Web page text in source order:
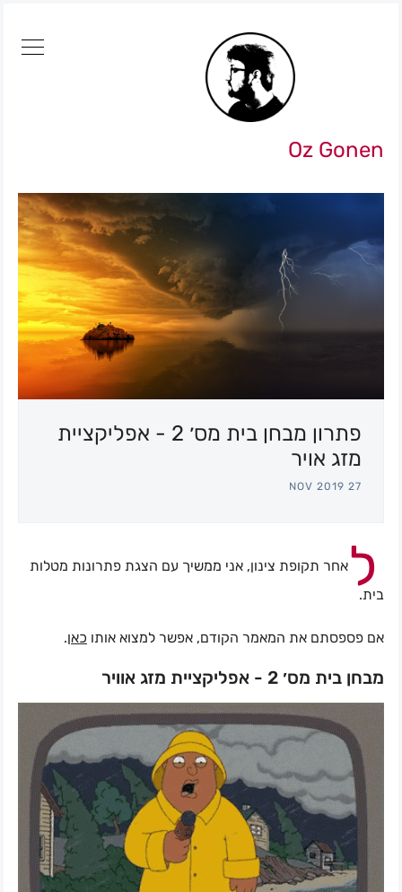
Oz Gonen
חיפוש
פתרון מבחן בית מס׳ 2 - אפליקציית
מזג אויר
27 NOV 2019
לאחר תקופת צינון, אני ממשיך עם הצגת פתרונות מטלות
בית.
אם פספסתם את המאמר הקודם, אפשר למצוא אותו כאן.
מבחן בית מס׳ 2 - אפליקציית מזג אוויר